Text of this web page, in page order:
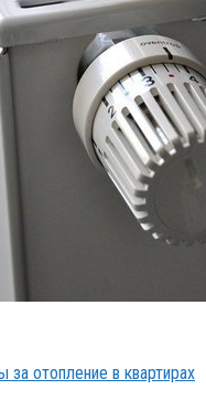
отопление в квартирах